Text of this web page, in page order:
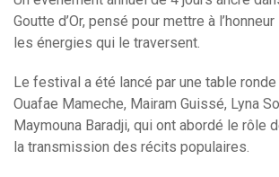
Goutte d’Or, pensé pour mettre à
les énergies qui le traversent.
Le festival a été lancé par une table
Ouafae Mameche, Mairam Guissé, Lyna
Maymouna Baradji, qui ont abordé le rôle
la transmission des récits populaires.